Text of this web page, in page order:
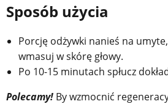
Sposób użycia
Porcję odżywki nanieś na
wmasuj w skórę głowy.
Po 10-15 minutach spłucz
Polecamy! By wzmocnić